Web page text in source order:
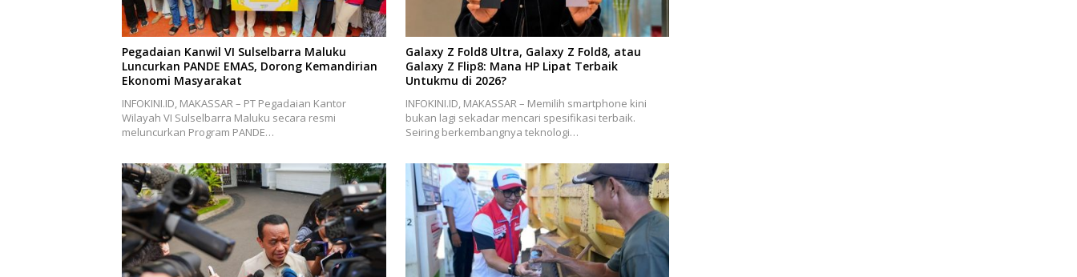
Pegadaian Kanwil VI Sulselbarra Maluku
Luncurkan PANDE EMAS, Dorong Kemandirian
Ekonomi Masyarakat
INFOKINI.ID, MAKASSAR – PT Pegadaian Kantor
Wilayah VI Sulselbarra Maluku secara resmi
meluncurkan Program PANDE…
Galaxy Z Fold8 Ultra, Galaxy Z Fold8, atau
Galaxy Z Flip8: Mana HP Lipat Terbaik
Untukmu di 2026?
INFOKINI.ID, MAKASSAR – Memilih smartphone kini
bukan lagi sekadar mencari spesifikasi terbaik.
Seiring berkembangnya teknologi…